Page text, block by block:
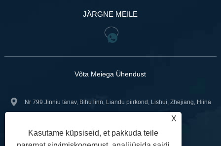
JÄRGNE MEILE
Võta Meiega Ühendust
:Nr 799 Jinniu tänav, Bihu linn, Liandu piirkond, Lishui, Zhejiang, Hiina
sales02@gntvalve.com
X
Kasutame küpsiseid, et pakkuda teile